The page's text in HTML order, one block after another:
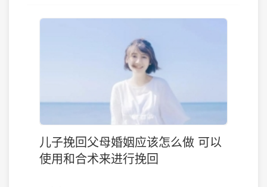
儿子挽回父母婚姻应该怎么做 可以
使用和合术来进行挽回